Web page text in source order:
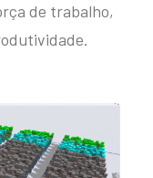
de trabalho,